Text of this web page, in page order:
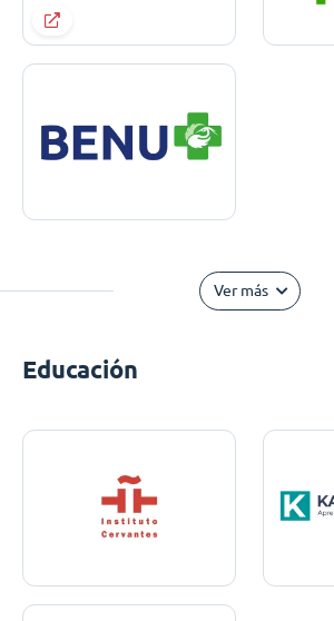
Ver más
Educación